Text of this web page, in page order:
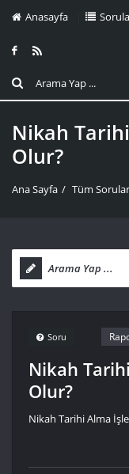
Anasayfa
Nikah
Olur?
Ana Sayfa / Tüm Sorular
Nikah
Olur?
Soru
Nikah Tarihi Alma